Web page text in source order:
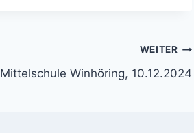
WEITER
Mittelschule Winhöring, 10.12.2024